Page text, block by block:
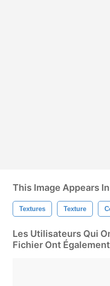
This Image Appears
Textures Texture
Les Utilisateurs Qui
Fichier Ont